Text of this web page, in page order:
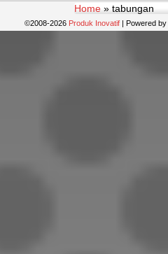
Home» tabungan
©2008-2026 Produk Inovatif | Powered by